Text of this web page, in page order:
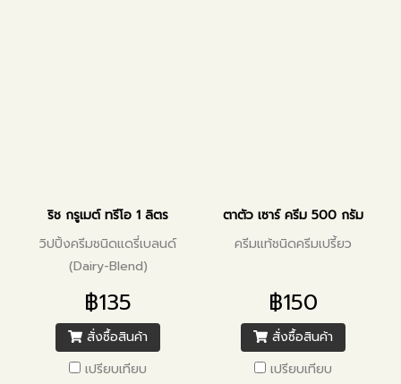
ริช กรูเมต์ ทรีโอ 1 ลิตร
วิปปิ้งครีมชนิดแดรี่เบลนด์
(Dairy-Blend)
฿135
สั่งซื้อสินค้า
เปรียบเทียบ
ตาตัว เซาร์ ครีม 500 กรัม
ครีมแท้ชนิดครีมเปรี้ยว
฿150
สั่งซื้อสินค้า
เปรียบเทียบ